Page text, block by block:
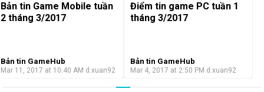
Bản tin Game Mobile tuần
2 tháng 3/2017
Bản tin GameHub
Mar 11, 2017 at 10:40 AM d.xuan92
Điểm tin game PC tuần 1
tháng 3/2017
Bản tin GameHub
Mar 4, 2017 at 2:50 PM d.xuan92